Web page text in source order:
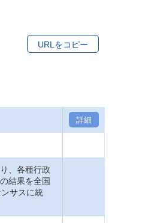
URLをコピー
詳細
、各種行政
結果を全国
サスに統